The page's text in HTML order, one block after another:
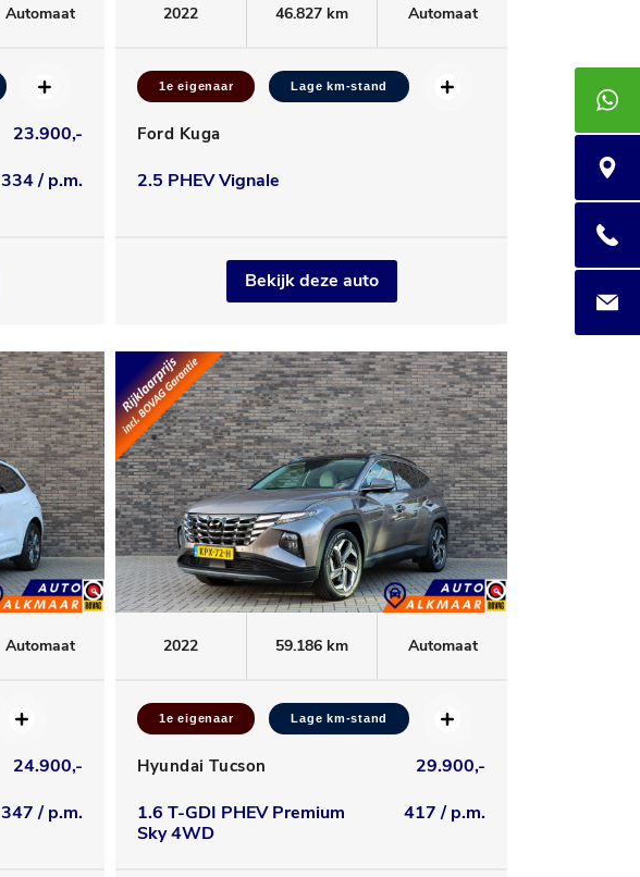
+3185
Praam
085
Automaat
23.900,-
334 / p.m.
2022 46.827 km Automaat
1e eigenaar Lage km-stand
Ford Kuga
2.5 PHEV Vignale
Bekijk deze auto
Automaat
24.900,-
347 / p.m.
2022 59.186 km Automaat
1e eigenaar Lage km-stand
Hyundai Tucson
29.900,-
1.6 T-GDI PHEV Premium
Sky 4WD
417 / p.m.